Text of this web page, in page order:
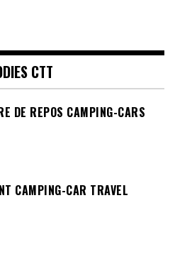
CTT
DE REPOS CAMPING-CARS
CAMPING-CAR TRAVEL